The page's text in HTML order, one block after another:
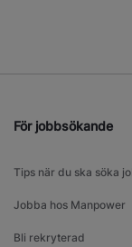
För jobbsökande
Tips när du ska söka
Jobba hos Manpower
Bli rekryterad